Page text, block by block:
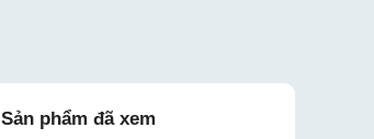
Sản phẩm đã xem